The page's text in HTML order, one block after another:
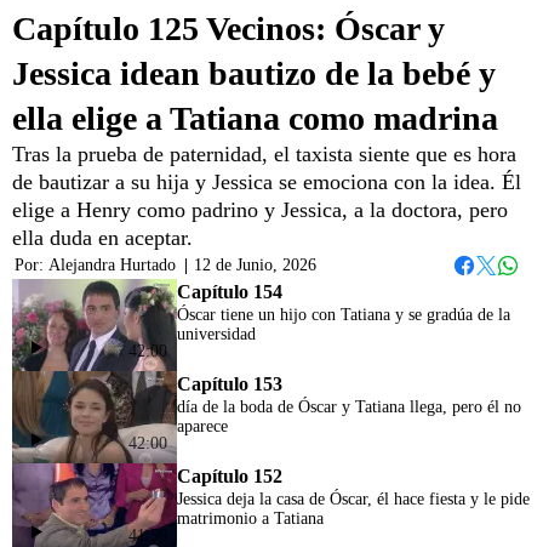
Capítulo 125 Vecinos: Óscar y
Jessica idean bautizo de la bebé y
ella elige a Tatiana como madrina
Tras la prueba de paternidad, el taxista siente que es hora
de bautizar a su hija y Jessica se emociona con la idea. Él
elige a Henry como padrino y Jessica, a la doctora, pero
ella duda en aceptar.
Por: Alejandra Hurtado
12 de Junio, 2026
42:00
Capítulo 154
Óscar tiene un hijo con Tatiana y se gradúa de la
universidad
42:00
Capítulo 153
día de la boda de Óscar y Tatiana llega, pero él no
aparece
41:59
Capítulo 152
Jessica deja la casa de Óscar, él hace fiesta y le pide
matrimonio a Tatiana